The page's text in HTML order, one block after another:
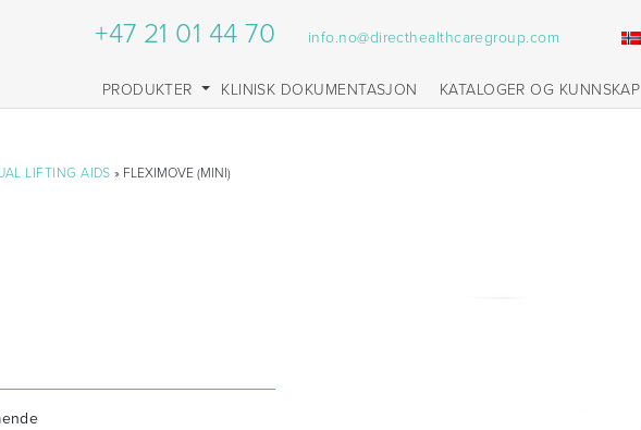
+47 21 01 44 70 info.no@directhealthcaregroup.com
PRODUKTER KLINISK DOKUMENTASJON KATALOGER OG KUNNSKAP
LIFTING AIDS » FLEXIMOVE (MINI)